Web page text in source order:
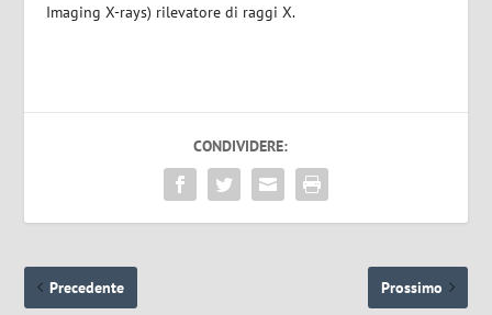
Imaging X-rays) rilevatore di raggi X.
CONDIVIDERE:
Precedente Prossimo